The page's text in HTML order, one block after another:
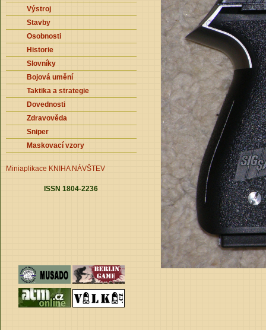
Výstroj
Stavby
Osobnosti
Historie
Slovníky
Bojová umění
Taktika a strategie
Dovednosti
Zdravověda
Sniper
Maskovací vzory
Miniaplikace
ISSN 1804-2236
KNIHA NÁVŠTEV